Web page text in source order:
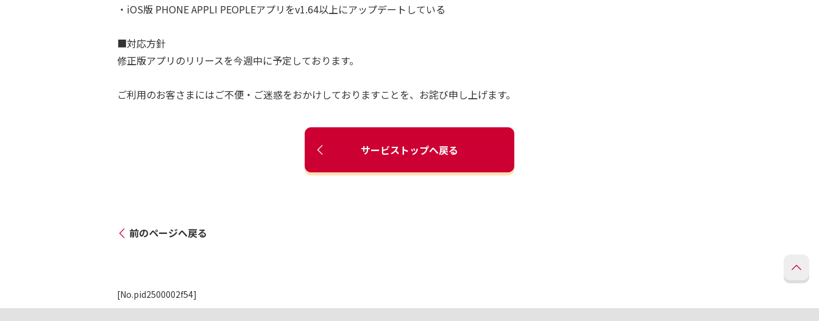
・iOS版 PHONE APPLI PEOPLEアプリをv1.64以上にアップデートしている
■対応方針
修正版アプリのリリースを今週中に予定しております。
ご利用のお客さまにはご不便・ご迷惑をおかけしておりますことを、お詫び申し上げます。
サービストップへ戻る
前のページへ戻る
[No.pid2500002f54]